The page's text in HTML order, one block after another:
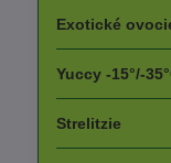
Exotické
Yuccy -15°/-
Strelitzie